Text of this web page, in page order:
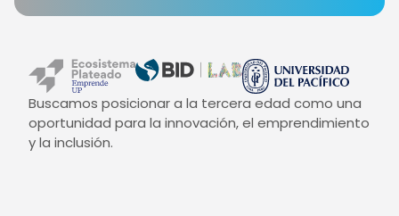
Buscamos posicionar a la tercera edad como una
oportunidad para la innovación, el emprendimiento
y la inclusión.